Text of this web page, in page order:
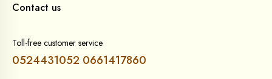
Contact us
Toll-free customer service
0524431052 0661417860